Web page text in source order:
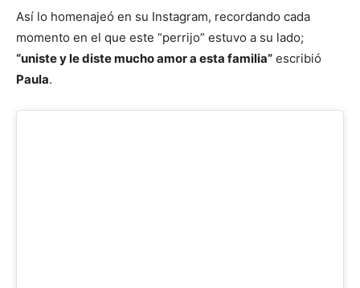
Así lo homenajeó en su Instagram, recordando cada
momento en el que este “perrijo” estuvo a su lado;
“uniste y le diste mucho amor a esta familia” escribió
Paula.